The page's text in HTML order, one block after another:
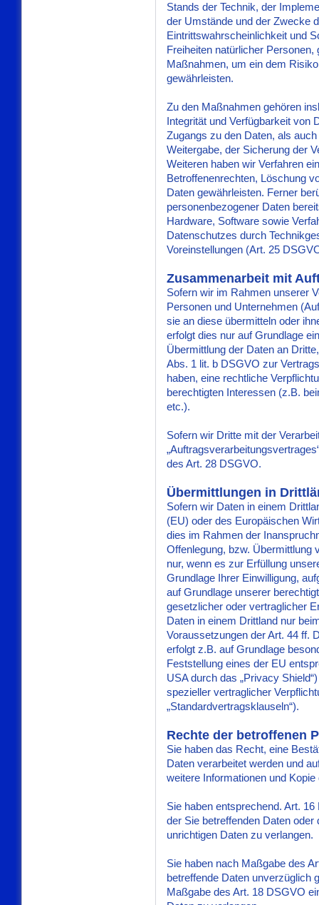
Stands der Technik, der
der Umstände und der Zwecke
Eintrittswahrscheinlichkeit und
Freiheiten natürlicher
Maßnahmen, um ein dem
gewährleisten.
Zu den Maßnahmen gehören
Integrität und Verfügbarkeit von
Zugangs zu den Daten, als
Weitergabe, der Sicherung der
Weiteren haben wir Verfahren
Betroffenenrechten, Löschung
Daten gewährleisten. Ferner
personenbezogener Daten
Hardware, Software sowie
Datenschutzes durch
Voreinstellungen (Art. 25
Zusammenarbeit mit
Sofern wir im Rahmen unserer
Personen und Unternehmen
sie an diese übermitteln oder
erfolgt dies nur auf Grundlage
Übermittlung der Daten an
Abs. 1 lit. b DSGVO zur
haben, eine rechtliche
berechtigten Interessen (z.B.
etc.).
Sofern wir Dritte mit der
des Art. 28 DSGVO.
Übermittlungen in
Sofern wir Daten in einem
(EU) oder des Europäischen
dies im Rahmen der
Offenlegung, bzw. Übermittlung
nur, wenn es zur Erfüllung
Grundlage Ihrer Einwilligung,
auf Grundlage unserer
gesetzlicher oder vertraglicher
Daten in einem Drittland nur
Voraussetzungen der Art. 44 ff.
erfolgt z.B. auf Grundlage
Feststellung eines der EU
USA durch das „Privacy
spezieller vertraglicher
„Standardvertragsklauseln“).
Rechte der betroffenen
Sie haben das Recht, eine
Daten verarbeitet werden und
weitere Informationen und
Sie haben entsprechend. Art.
der Sie betreffenden Daten
unrichtigen Daten zu verlangen.
Sie haben nach Maßgabe des
betreffende Daten unverzüglich
Maßgabe des Art. 18 DSGVO